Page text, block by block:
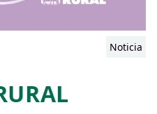
Noticia